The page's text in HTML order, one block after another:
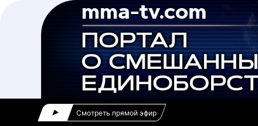
Смотреть прямой эфир